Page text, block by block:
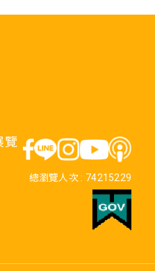
覽
總瀏覽人次 : 74215229